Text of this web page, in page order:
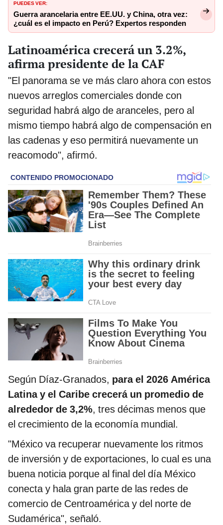
PUEDES VER:
Guerra arancelaria entre EE.UU. y China, otra vez:
¿cuál es el impacto en Perú? Expertos responden
Latinoamérica crecerá un 3.2%,
afirma presidente de la CAF
"El panorama se ve más claro ahora con estos
nuevos arreglos comerciales donde con
seguridad habrá algo de aranceles, pero al
mismo tiempo habrá algo de compensación en
las cadenas y eso permitirá nuevamente un
reacomodo", afirmó.
Según Díaz-Granados, para el 2026 América
Latina y el Caribe crecerá un promedio de
alrededor de 3,2%, tres décimas menos que
el crecimiento de la economía mundial.
"México va recuperar nuevamente los ritmos
de inversión y de exportaciones, lo cual es una
buena noticia porque al final del día México
conecta y hala gran parte de las redes de
comercio de Centroamérica y del norte de
Sudamérica", señaló.